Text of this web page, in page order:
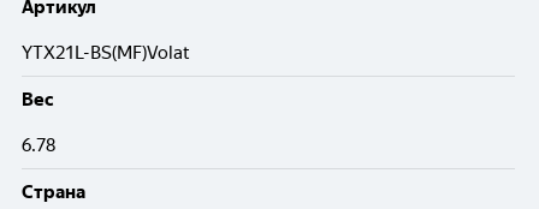
Артикул
YTX21L-BS(MF)Volat
Вес
6.78
Cтрана